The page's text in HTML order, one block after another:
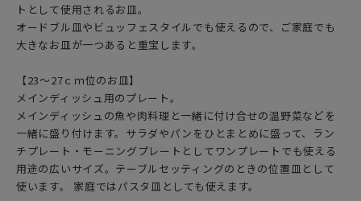
トとして使用されるお皿。
オードブル皿やビュッフェスタイルでも使えるので、ご家庭でも
大きなお皿が一つあると重宝します。
【23〜27ｃｍ位のお皿】
メインディッシュ用のプレート。
メインディッシュの魚や肉料理と一緒に付け合せの温野菜などを
一緒に盛り付けます。サラダやパンをひとまとめに盛って、ラン
チプレート・モーニングプレートとしてワンプレートでも使える
用途の広いサイズ。テーブルセッティングのときの位置皿として
使います。 家庭ではパスタ皿としても使えます。